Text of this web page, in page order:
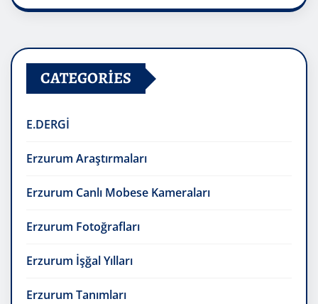
CATEGORIES
E.DERGİ
Erzurum Araştırmaları
Erzurum Canlı Mobese Kameraları
Erzurum Fotoğrafları
Erzurum İşğal Yılları
Erzurum Tanımları